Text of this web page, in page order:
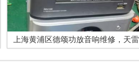
上海黄浦区德颂功放音响维修，天雷